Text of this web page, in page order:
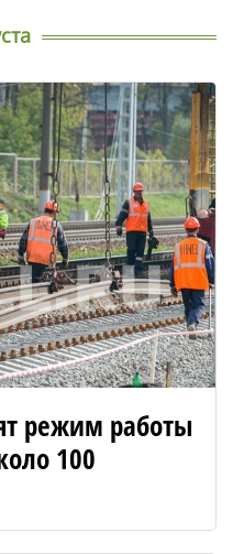
режим работы
100